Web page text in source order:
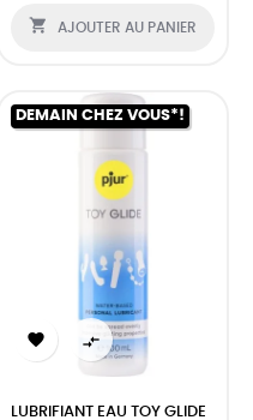
 AJOUTER AU PANIER
DEMAIN CHEZ VOUS*!
 
LUBRIFIANT EAU TOY GLIDE